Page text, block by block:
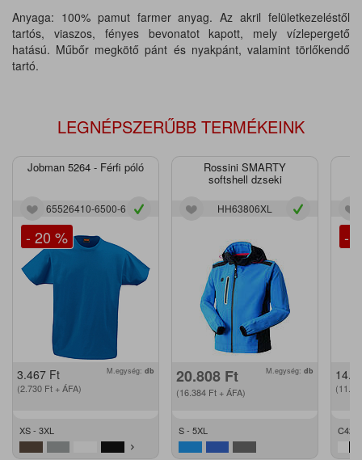
Anyaga: 100% pamut farmer anyag. Az akril felületkezeléstől
tartós, viaszos, fényes bevonatot kapott, mely vízlepergető
hatású. Műbőr megkötő pánt és nyakpánt, valamint törlőkendő
tartó.
LEGNÉPSZERŰBB TERMÉKEINK
Jobman 5264 - Férfi póló
65526410-6500-6
- 20 %
3.467 Ft
(2.730 Ft + ÁFA)
M.egység: db
XS - 3XL
Rossini SMARTY
softshell dzseki
HH63806XL
20.808 Ft
(16.384 Ft + ÁFA)
M.egység: db
S - 5XL
-
C42 -